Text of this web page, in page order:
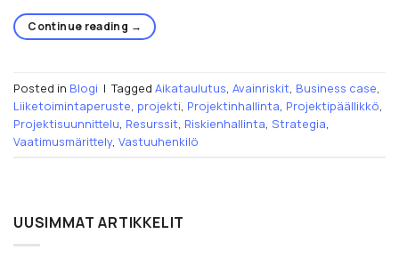
Continue reading →
Posted in Blogi | Tagged Aikataulutus, Avainriskit, Business case,
Liiketoimintaperuste, projekti, Projektinhallinta, Projektipäällikkö,
Projektisuunnittelu, Resurssit, Riskienhallinta, Strategia,
Vaatimusmärittely, Vastuuhenkilö
UUSIMMAT ARTIKKELIT